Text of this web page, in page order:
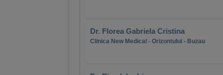
Dr. Florea Gabriela Cristina
Clinica New Medical - Orizontului - Buzau